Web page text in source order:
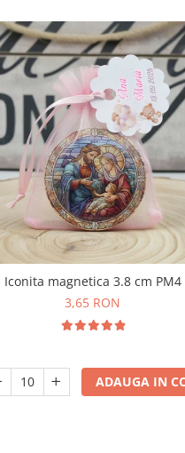
Iconita magnetica 3.8 cm PM4
3,65 RON
ADAUGA IN